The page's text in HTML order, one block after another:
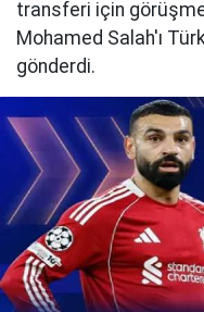
transferi için
Mohamed Salah'ı
gönderdi.